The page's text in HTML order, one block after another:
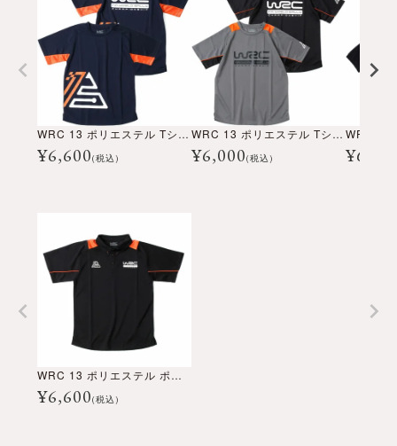
WRC 13 ポリエステル Tシャツ
¥6,600(税込)
WRC 13 ポリエステル Tシャツ
¥6,000(税込)
WRCポ
¥
WRC 13 ポリエステル ポロシャツ
¥6,600(税込)